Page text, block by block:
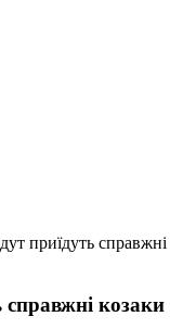
приїдуть справжні
козаки